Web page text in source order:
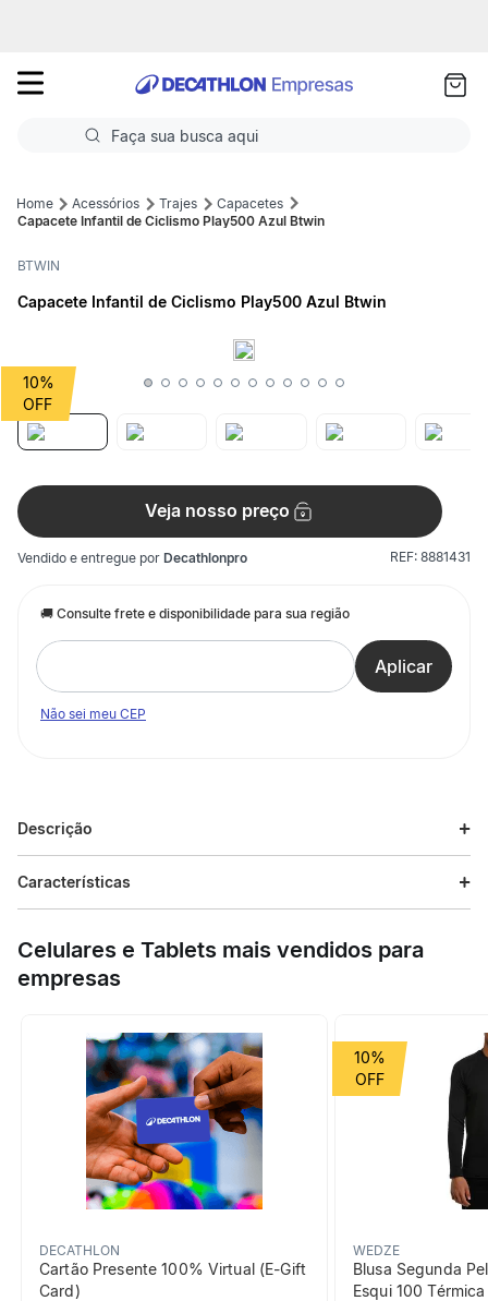
Faça sua busca aqui
4ºVolei
ºFutebol Campo
Acessórios Trajes
Capacetes
Capacete Infantil de Ciclismo Play500 Azul Btwin
BTWIN
Capacete Infantil de Ciclismo Play500 Azul Btwin
10%
Veja nosso preço
Vendido e entregue por Decathlonpro REF: 8881431
Não sei meu CEP
Descrição
Esse é O capacete ideal para aprender e se divertir de
da cabeça de 47 a 55 cm.
Características
Esporte
Grupo de Esporte Ciclismo
beneficiosDoProduto
Celulares e Tablets mais vendidos para
empresas
DECATHLON
Cartão Presente 100% Virtual (E-Gift
Card)
WEDZE
Blusa Segunda
Esqui 100
10%